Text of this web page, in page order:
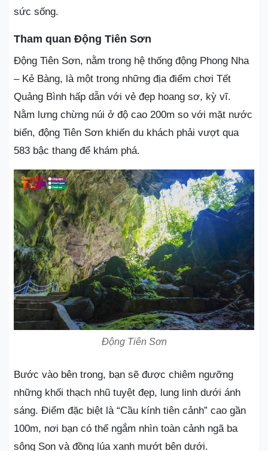
sức sống.
Tham quan Động Tiên Sơn
Động Tiên Sơn, nằm trong hệ thống động Phong Nha
– Kẻ Bàng, là một trong những địa điểm chơi Tết
Quảng Bình hấp dẫn với vẻ đẹp hoang sơ, kỳ vĩ.
Nằm lưng chừng núi ở độ cao 200m so với mặt nước
biển, động Tiên Sơn khiến du khách phải vượt qua
583 bậc thang để khám phá.
Động Tiên Sơn
Bước vào bên trong, bạn sẽ được chiêm ngưỡng
những khối thạch nhũ tuyệt đẹp, lung linh dưới ánh
sáng. Điểm đặc biệt là “Cầu kính tiên cảnh” cao gần
100m, nơi bạn có thể ngắm nhìn toàn cảnh ngã ba
sông Son và đồng lúa xanh mướt bên dưới.